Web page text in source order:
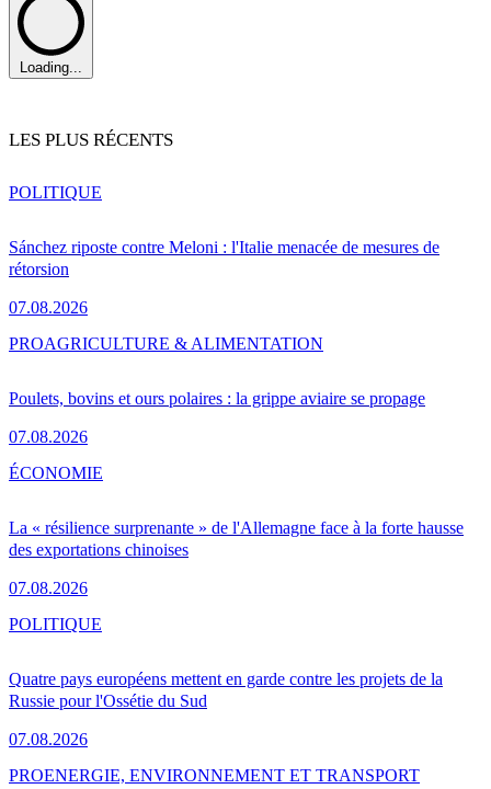
Loading...
LES PLUS RÉCENTS
Sánchez riposte contre Meloni : l'Italie menacée de mesures de
rétorsion
07.08.2026
POLITIQUE
Poulets, bovins et ours polaires : la grippe aviaire se propage
07.08.2026
PROAGRICULTURE & ALIMENTATION
La « résilience surprenante » de l'Allemagne face à la forte hausse
des exportations chinoises
07.08.2026
ÉCONOMIE
Quatre pays européens mettent en garde contre les projets de la
Russie pour l'Ossétie du Sud
07.08.2026
POLITIQUE
PROENERGIE, ENVIRONNEMENT ET TRANSPORT